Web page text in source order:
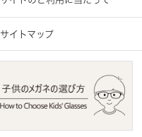
サイトマップ